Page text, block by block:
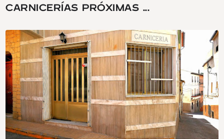
CARNICERÍAS PRÓXIMAS ...